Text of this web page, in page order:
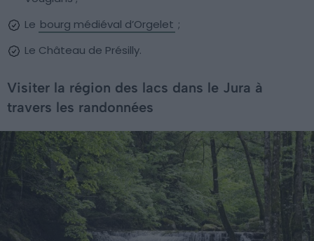
Le bourg médiéval d’Orgelet ;
Le Château de Présilly.
Visiter la région des lacs dans le Jura à
travers les randonnées